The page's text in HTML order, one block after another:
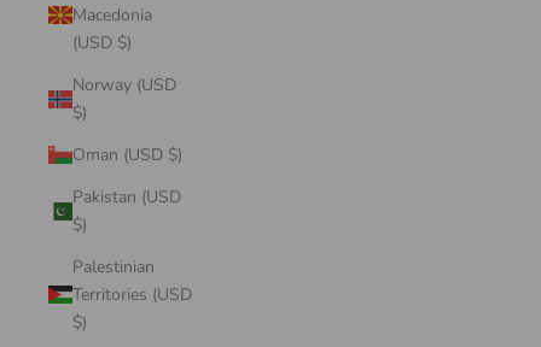
Macedonia
(USD $)
Norway (USD
$)
Oman (USD $)
Pakistan (USD
$)
Palestinian
Territories (USD
$)